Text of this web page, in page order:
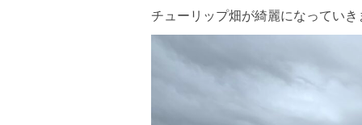
チューリップ畑が綺麗になっていき